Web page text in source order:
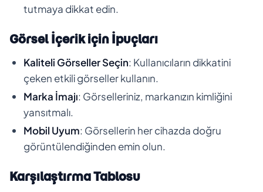
tutmaya dikkat edin.
Görsel İçerik için İpuçları
Kaliteli Görseller Seçin: Kullanıcıların dikkatini
çeken etkili görseller kullanın.
Marka İmajı: Görselleriniz, markanızın kimliğini
yansıtmalı.
Mobil Uyum: Görsellerin her cihazda doğru
görüntülendiğinden emin olun.
Karşılaştırma Tablosu